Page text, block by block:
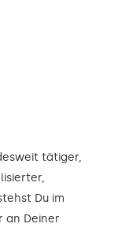
tätiger,
Du im
an Deiner